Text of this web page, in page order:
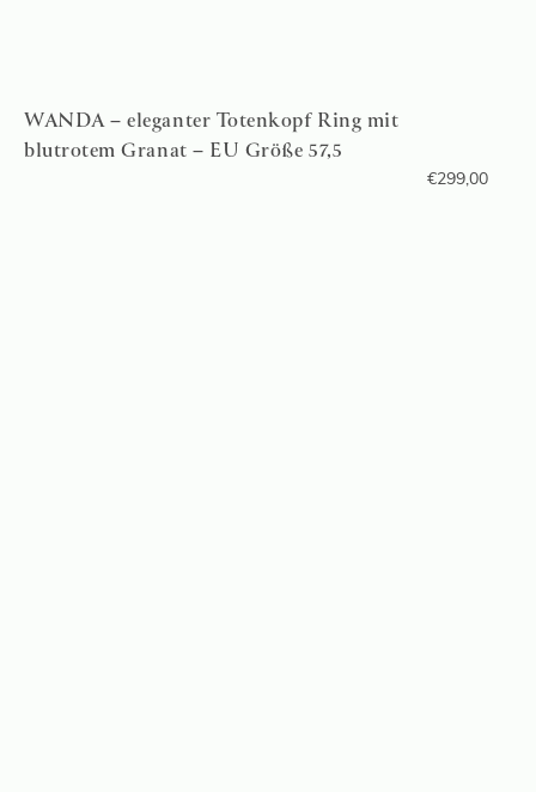
WANDA – eleganter Totenkopf Ring mit
blutrotem Granat – EU Größe 57,5
€299,00